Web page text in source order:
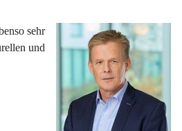
sehr
und